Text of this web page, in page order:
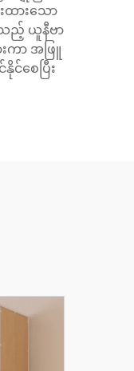
ထားသော
ည့် ယူနီဗာ
ကာ အဖြူ
စေပြီး